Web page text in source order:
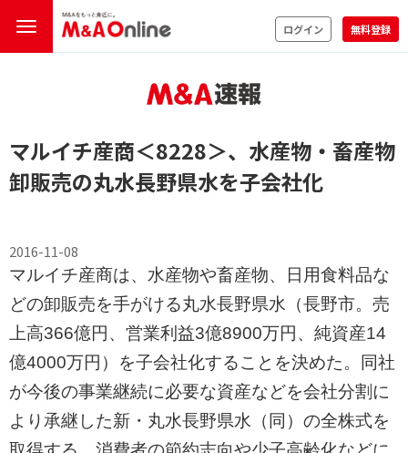
ログイン 無料登録
マルイチ産商＜8228＞、水産物・畜産物
卸販売の丸水長野県水を子会社化
2016-11-08
マルイチ産商は、水産物や畜産物、日用食料品な
どの卸販売を手がける丸水長野県水（長野市。売
上高366億円、営業利益3億8900万円、純資産14
億4000万円）を子会社化することを決めた。同社
が今後の事業継続に必要な資産などを会社分割に
より承継した新・丸水長野県水（同）の全株式を